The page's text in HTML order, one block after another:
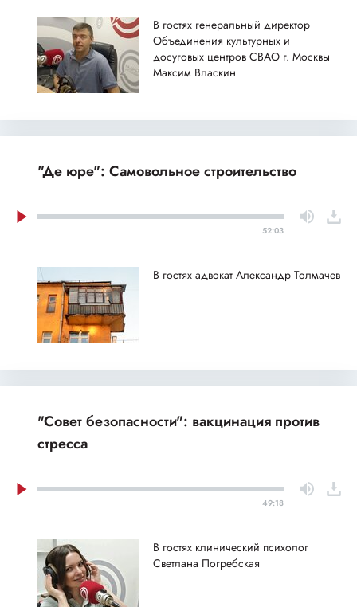
В гостях генеральный директор
Объединения культурных и
досуговых центров СВАО г. Москвы
Максим Власкин
"Де юре": Самовольное строительство
52:03
В гостях адвокат Александр Толмачев
"Совет безопасности": вакцинация против
стресса
49:18
В гостях клинический психолог
Светлана Погребская